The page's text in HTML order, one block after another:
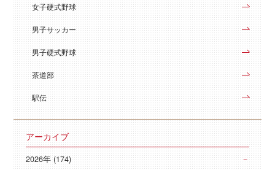
女子硬式野球
男子サッカー
男子硬式野球
茶道部
駅伝
アーカイブ
2026年 (174)